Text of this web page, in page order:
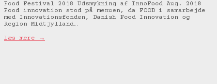
Food Festival 2018 Udsmykning af InnoFood Aug. 2018
Food innovation stod på menuen, da FOOD i samarbejde
med Innovationsfonden, Danish Food Innovation og
Region Midtjylland…
Læs mere →